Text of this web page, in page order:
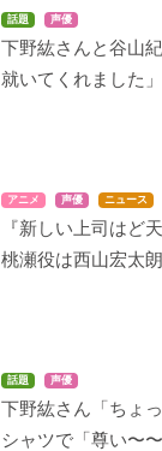
話題 声優
下野紘さんと谷山
就いてくれました」
アニメ 声優 ニュース
『新しい上司はど
桃瀬役は西山宏太
話題 声優
下野紘さん「ちょ
シャツで「尊い〜〜